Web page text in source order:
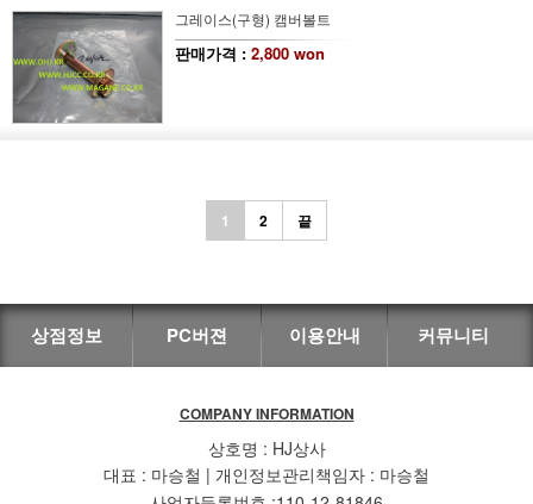
그레이스(구형) 캠버볼트
판매가격 : 2,800 won
1 2 끝
상점정보 PC버젼 이용안내 커뮤니티
COMPANY INFORMATION
상호명 : HJ상사
대표 : 마승철 | 개인정보관리책임자 : 마승철